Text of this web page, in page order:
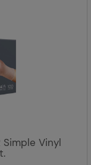
Simple Vinyl